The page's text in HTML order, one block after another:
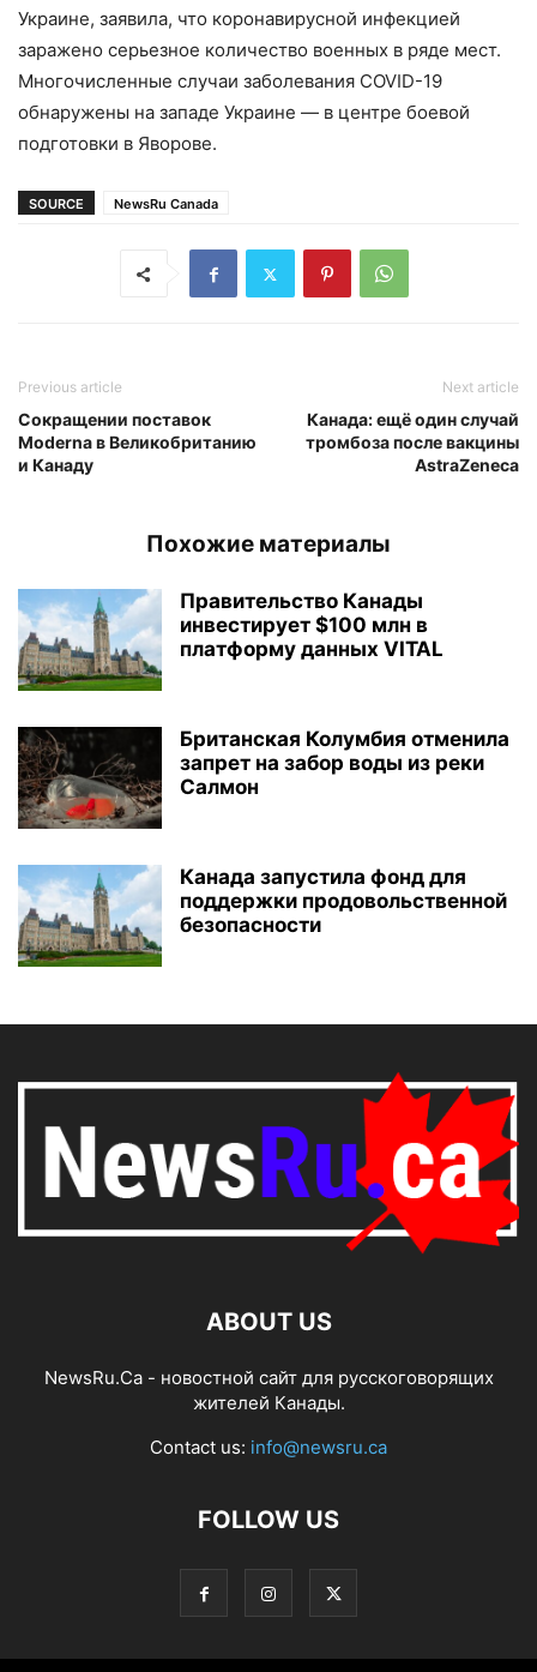
Украине, заявила, что коронавирусной инфекцией
заражено серьезное количество военных в ряде мест.
Многочисленные случаи заболевания COVID-19
обнаружены на западе Украине — в центре боевой
подготовки в Яворове.
SOURCE NewsRu Canada
Previous article
Сокращении поставок
Moderna в Великобританию
и Канаду
Next article
Канада: ещё один случай
тромбоза после вакцины
AstraZeneca
Похожие материалы
Правительство Канады
инвестирует $100 млн в
платформу данных VITAL
Британская Колумбия отменила
запрет на забор воды из реки
Салмон
Канада запустила фонд для
поддержки продовольственной
безопасности
ABOUT US
NewsRu.Ca - новостной сайт для русскоговорящих
жителей Канады.
Contact us: info@newsru.ca
FOLLOW US